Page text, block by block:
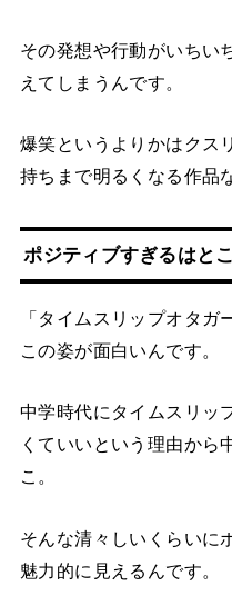
その発想や行動がいちい
えてしまうんです。
爆笑というよりかはクス
持ちまで明るくなる作品
ポジティブすぎるはと
「タイムスリップオタ
この姿が面白いんです。
中学時代にタイムスリッ
くていいという理由から
こ。
そんな清々しいくらいに
魅力的に見えるんです。